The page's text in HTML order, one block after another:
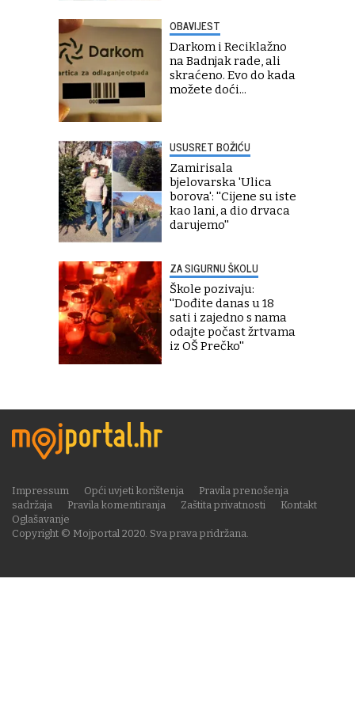
OBAVIJEST
Darkom i Reciklažno
na Badnjak rade, ali
skraćeno. Evo do kada
možete doći...
USUSRET BOŽIĆU
Zamirisala
bjelovarska 'Ulica
borova': ''Cijene su iste
kao lani, a dio drvaca
darujemo''
ZA SIGURNU ŠKOLU
Škole pozivaju:
''Dođite danas u 18
sati i zajedno s nama
odajte počast žrtvama
iz OŠ Prečko''
Copyright © Mojportal 2020. Sva prava pridržana.
Impressum Opći uvjeti korištenja
Pravila prenošenja
sadržaja
Pravila komentiranja Zaštita privatnosti
Kontakt
Oglašavanje